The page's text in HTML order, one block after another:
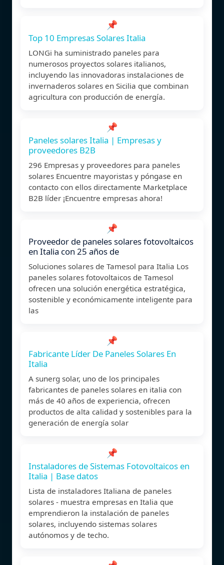
📌
Top 10 Empresas Solares Italia
LONGi ha suministrado paneles para
numerosos proyectos solares italianos,
incluyendo las innovadoras instalaciones de
invernaderos solares en Sicilia que combinan
agricultura con producción de energía.
📌
Paneles solares Italia | Empresas y
proveedores B2B
296 Empresas y proveedores para paneles
solares Encuentre mayoristas y póngase en
contacto con ellos directamente Marketplace
B2B líder ¡Encuentre empresas ahora!
📌
Proveedor de paneles solares fotovoltaicos
en Italia con 25 años de
Soluciones solares de Tamesol para Italia Los
paneles solares fotovoltaicos de Tamesol
ofrecen una solución energética estratégica,
sostenible y económicamente inteligente para
las
📌
Fabricante Líder De Paneles Solares En
Italia
A sunerg solar, uno de los principales
fabricantes de paneles solares en italia con
más de 40 años de experiencia, ofrecen
productos de alta calidad y sostenibles para la
generación de energía solar
📌
Instaladores de Sistemas Fotovoltaicos en
Italia | Base datos
Lista de instaladores Italiana de paneles
solares - muestra empresas en Italia que
emprendieron la instalación de paneles
solares, incluyendo sistemas solares
autónomos y de techo.